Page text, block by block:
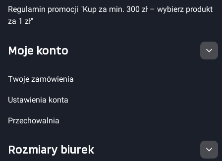
Regulamin promocji "Kup za min. 300 zł – wybierz produkt
za 1 zł"
Moje konto
Twoje zamówienia
Ustawienia konta
Przechowalnia
Rozmiary biurek